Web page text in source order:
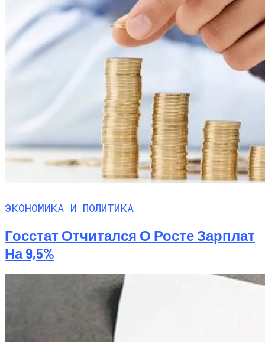
Обстановки
В Столичном Парке Отличился Герой-
Парковки
ЭКОНОМИКА И ПОЛИТИКА
Госстат Отчитался О Росте Зарплат
На 9,5%